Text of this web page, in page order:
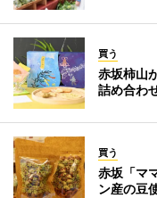
買う
赤坂柿山
詰め合わ
買う
赤坂「マ
ン産の豆